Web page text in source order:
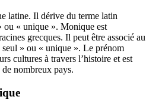
latine. Il dérive du terme latin
« unique ». Monique est
grecques. Il peut être associé au
» ou « unique ». Le prénom
cultures à travers l’histoire et est
nombreux pays.